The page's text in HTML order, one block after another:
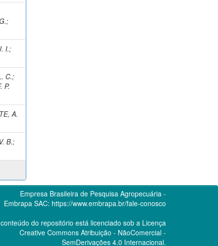
;
I.;
C.;
P.
A.
B.;
Empresa Brasileira de Pesquisa Agropecuária -
Embrapa SAC: https://www.embrapa.br/fale-conosco
do repositório está licenciado sob a Licença
Creative CommonsAtribuição - NãoComercial -
SemDerivações 4.0 Internacional.